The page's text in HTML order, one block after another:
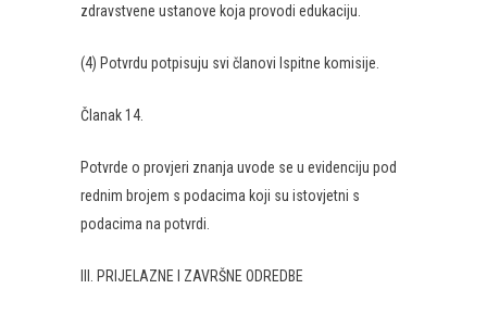
zdravstvene ustanove koja provodi edukaciju.
(4) Potvrdu potpisuju svi članovi Ispitne komisije.
Članak 14.
Potvrde o provjeri znanja uvode se u evidenciju pod
rednim brojem s podacima koji su istovjetni s
podacima na potvrdi.
III. PRIJELAZNE I ZAVRŠNE ODREDBE